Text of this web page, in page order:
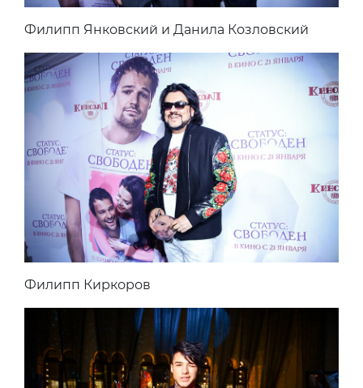
Филипп Янковский и Данила Козловский
Филипп Киркоров